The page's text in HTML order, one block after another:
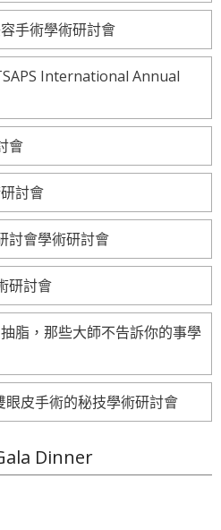
手術學術研討會
International Annual
會
討會
討會學術研討會
研討會
脂，那些大師不告訴你的事學
皮手術的秘技學術研討會
Dinner